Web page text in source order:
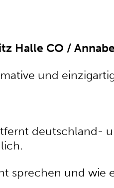
Halle CO /
und
deutschland-
sprechen und wie